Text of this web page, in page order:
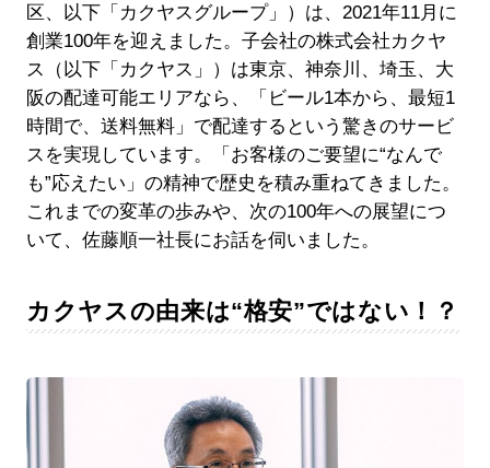
区、以下「カクヤスグループ」）は、2021年11月に
創業100年を迎えました。子会社の株式会社カクヤ
ス（以下「カクヤス」）は東京、神奈川、埼玉、大
阪の配達可能エリアなら、「ビール1本から、最短1
時間で、送料無料」で配達するという驚きのサービ
スを実現しています。「お客様のご要望に“なんで
も”応えたい」の精神で歴史を積み重ねてきました。
これまでの変革の歩みや、次の100年への展望につ
いて、佐藤順一社長にお話を伺いました。
カクヤスの由来は“格安”ではない！？